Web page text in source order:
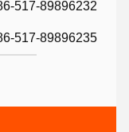
517-89896232
517-89896235